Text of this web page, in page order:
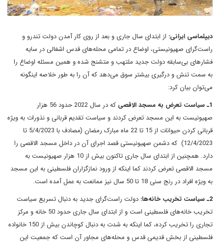
دیپلماسی ایرانی: از ابتدای سال جاری و بعد از روی کار آمدن دولت تندرو و
راست‌گرای صهیونیستی، اوضاع در تمامی محله‌های قدس اشغالی در سایه
فشارهای بی‌سابقه دولت جدید ملتهب و متشنج شده و همین مسئله اوضاع را
به سمت تنش و درگیری بیشتر سوق می‌دهد که آن را به طور خلاصه اینگونه
می‌توان بیان کرد:
1ـ سیاست تعرض به مسجد الاقصی
که در سال 2022 حدود 56 هزار
صهیونیست به این مسجد تعرض کردند و سیاست تقدیم قربانی و نذورات به ویژه
قربانی کردن حیوانات از 15 تا 22 ماه مبارک رمضان (مصادف با 5/4/2023 تا
12/4/2023) که دشمن صهیونیستی قصد اجرای آن در داخل مسجد الاقصی را
دارد. همچنین از ابتدای سال جاری تاکنون بیش از 10 هزار صهیونیست به
مسجد الاقصی تعرض کردند کما اینکه از ورود نمازگزاران فلسطینی به این مسجد
به ویژه افراد در رنج سنی 18 تا 50 سال نیز ممانعت به عمل آمده است.
2ـ سیاست تخریب خانه‌ها:
دولت راست‌گرای جدید به دنبال تسریع سیاست
تخریب خانه‌های فلسطینی است و از ابتدای سال جاری حدود 50 خانه و مرکز
تجاری را تخریب کرده، کما اینکه به شدت به دنبال کوچاندن بیش از 150 خانواده
فلسطینی از بخش قدیمی قدس و محله‌های مجاور آن است که جمعیت این